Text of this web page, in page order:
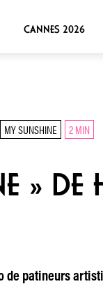
CANNES 2026
MY SUNSHINE 2 MIN
» DE
de patineurs